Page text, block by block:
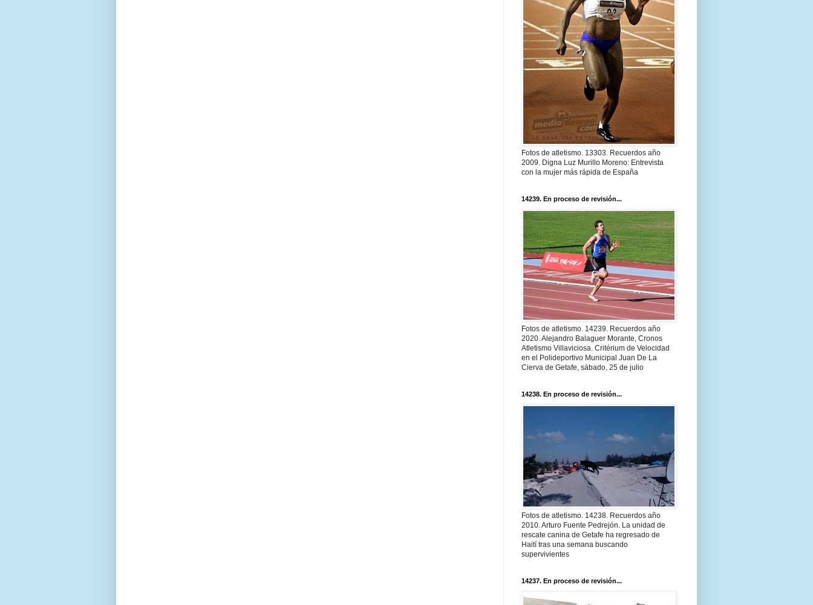
Fotos de atletismo. 13303. Recuerdos año
2009. Digna Luz Murillo Moreno: Entrevista
con la mujer más rápida de España
14239. En proceso de revisión...
Fotos de atletismo. 14239. Recuerdos año
2020. Alejandro Balaguer Morante, Cronos
Atletismo Villaviciosa. Critérium de Velocidad
en el Polideportivo Municipal Juan De La
Cierva de Getafe, sábado, 25 de julio
14238. En proceso de revisión...
Fotos de atletismo. 14238. Recuerdos año
2010. Arturo Fuente Pedrejón. La unidad de
rescate canina de Getafe ha regresado de
Haití tras una semana buscando
supervivientes
14237. En proceso de revisión...